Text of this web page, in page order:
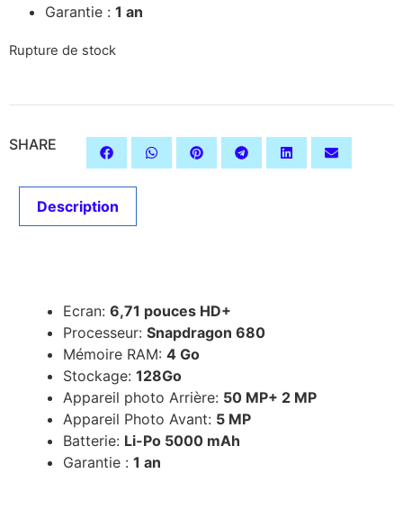
Garantie : 1 an
Rupture de stock
SHARE
Description
Ecran: 6,71 pouces HD+
Processeur: Snapdragon 680
Mémoire RAM: 4 Go
Stockage: 128Go
Appareil photo Arrière: 50 MP+ 2 MP
Appareil Photo Avant: 5 MP
Batterie: Li-Po 5000 mAh
Garantie : 1 an